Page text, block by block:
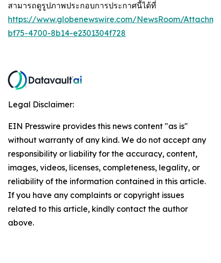
สามารถดูรูปภาพประกอบการประกาศนี้ได้ที่
https://www.globenewswire.com/NewsRoom/
bf75-4700-8b14-e2301304f728
Legal Disclaimer:
EIN Presswire provides this news content "as is"
without warranty of any kind. We do not accept any
responsibility or liability for the accuracy, content,
images, videos, licenses, completeness, legality, or
reliability of the information contained in this article.
If you have any complaints or copyright issues
related to this article, kindly contact the author
above.